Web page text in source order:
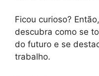
Ficou curioso?
descubra como se
do futuro e se
trabalho.